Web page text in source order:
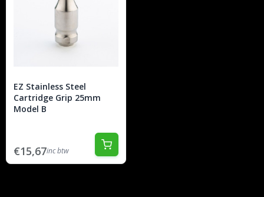
EZ Stainless Steel
Cartridge Grip 25mm
Model B
€15,67inc btw